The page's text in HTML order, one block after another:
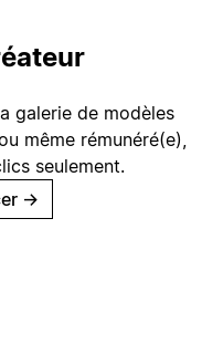
galerie de modèles
même rémunéré(e),
seulement.
→